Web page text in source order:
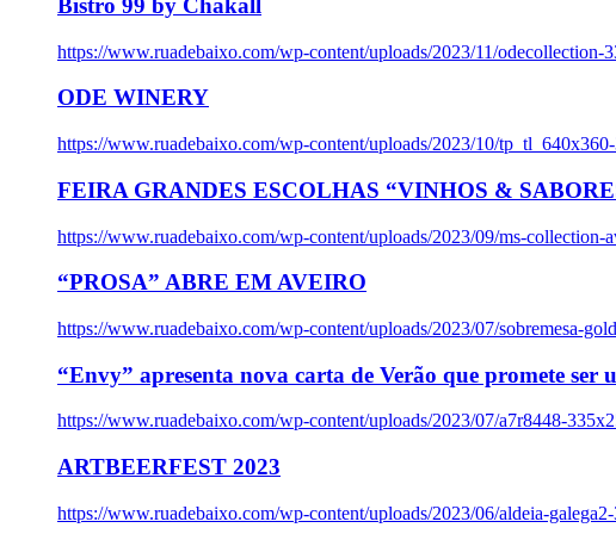
Bistro 99 by Chakall
https://www.ruadebaixo.com/wp-content/uploads/2023/11/odecollection-
ODE WINERY
https://www.ruadebaixo.com/wp-content/uploads/2023/10/
FEIRA GRANDES ESCOLHAS “VINHOS &
https://www.ruadebaixo.com/wp-content/uploads/2023/09/ms-collection-
“PROSA” ABRE EM AVEIRO
https://www.ruadebaixo.com/wp-content/uploads/2023/07/sobremesa-
“Envy” apresenta nova carta de Verão que promete ser
https://www.ruadebaixo.com/wp-content/uploads/2023/07/a7r8448-
ARTBEERFEST 2023
https://www.ruadebaixo.com/wp-content/uploads/2023/06/aldeia-